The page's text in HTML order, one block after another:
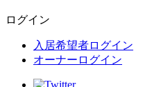
ログイン
入居希望者ログイン
オーナーログイン